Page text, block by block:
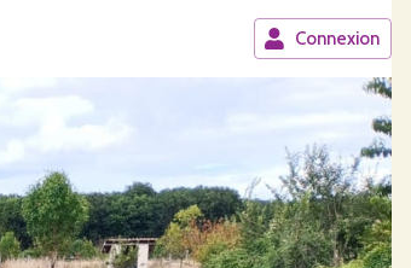
Connexion